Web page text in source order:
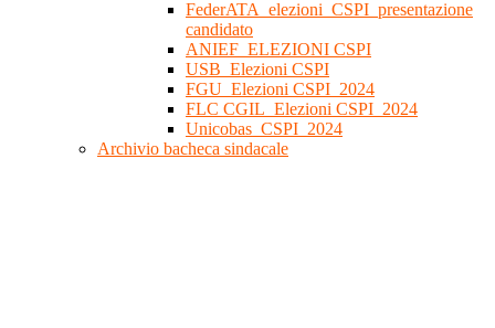
FederATA_elezioni_CSPI_presentazione
candidato
ANIEF_ELEZIONI CSPI
USB_Elezioni CSPI
FGU_Elezioni CSPI_2024
FLC CGIL_Elezioni CSPI_2024
Unicobas_CSPI_2024
Archivio bacheca sindacale